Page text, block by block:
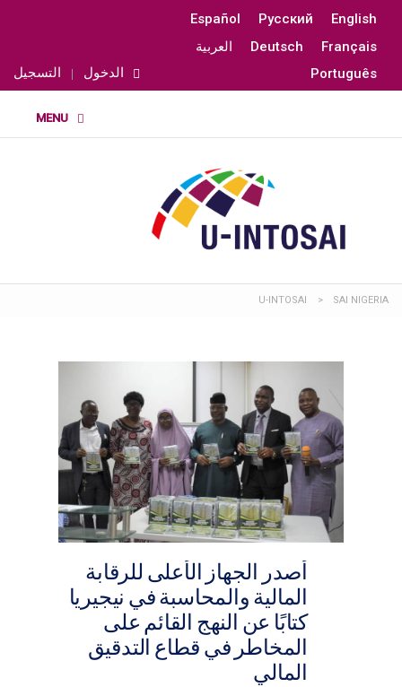
English
Русский
Español
Français
Deutsch
العربية
Português
الدخول التسجيل
U-INTOSAI > SAI NIGERIA
أصدر الجهاز الأعلى للرقابة
المالية والمحاسبة في نيجيريا
كتابًا عن النهج القائم على
المخاطر في قطاع التدقيق
المالي